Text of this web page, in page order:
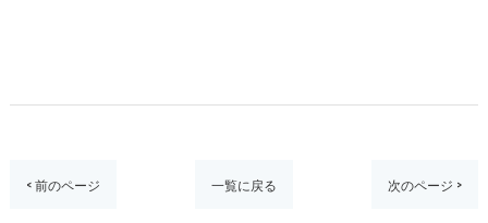
< 前のページ 一覧に戻る 次のページ >